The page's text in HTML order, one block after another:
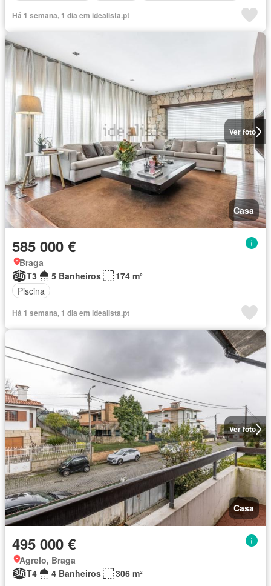
Há 1 semana, 1 dia em idealista.pt
Ver foto
Casa
585 000 €
Braga
T3
5 Banheiros
174 m²
Piscina
Há 1 semana, 1 dia em idealista.pt
Ver foto
Casa
495 000 €
Agrelo, Braga
T4
4 Banheiros 306 m²